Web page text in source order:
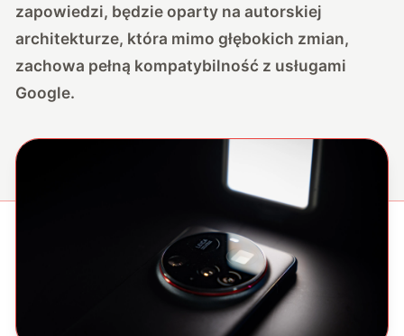
zapowiedzi, będzie oparty na autorskiej
architekturze, która mimo głębokich zmian,
zachowa pełną kompatybilność z usługami
Google.